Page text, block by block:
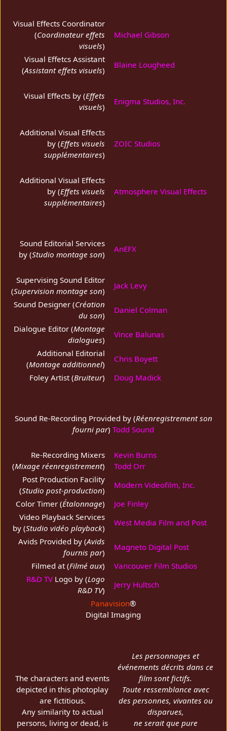
Visual Effects Coordinator
(Coordinateur effets
visuels)
Michael Gibson
Visual Effetcs Assistant
(Assistant effets visuels)
Blaine Lougheed
Visual Effects by (Effets
visuels)
Enigma Studios, Inc.
Additional Visual Effects
by (Effets visuels
supplémentaires)
ZOIC Studios
Additional Visual Effects
by (Effets visuels
supplémentaires)
Atmosphere Visual Effects
Sound Editorial Services
by (Studio montage son)
AnEFX
Supervising Sound Editor
(Supervision montage son)
Jack Levy
Sound Designer (Création
du son)
Daniel Colman
Dialogue Editor (Montage
dialogues)
Vince Balunas
Additional Editorial
(Montage additionnel)
Chris Boyett
Foley Artist (Bruiteur) Doug Madick
Sound Re-Recording Provided by (Réenregistrement son
fourni par)Todd Sound
Re-Recording Mixers
(Mixage réenregistrement)
Kevin Burns
Todd Orr
Post Production Facility
(Studio post-production)
Modern Videofilm, Inc.
Color Timer (Étalonnage)
Joe Finley
Video Playback Services
by (Studio vidéo playback)
West Media Film and Post
Avids Provided by (Avids
fournis par)
Magneto Digital Post
Filmed at (Filmé aux)
Vancouver Film Studios
R&D TV Logo by (Logo
R&D TV)
Jerry Hultsch
Panavision®
Digital Imaging
The characters and events
depicted in this photoplay
are fictitious.
Any similarity to actual
persons, living or dead, is
Les personnages et
événements décrits dans ce
film sont fictifs.
Toute ressemblance avec
des personnes, vivantes ou
disparues,
ne serait que pure